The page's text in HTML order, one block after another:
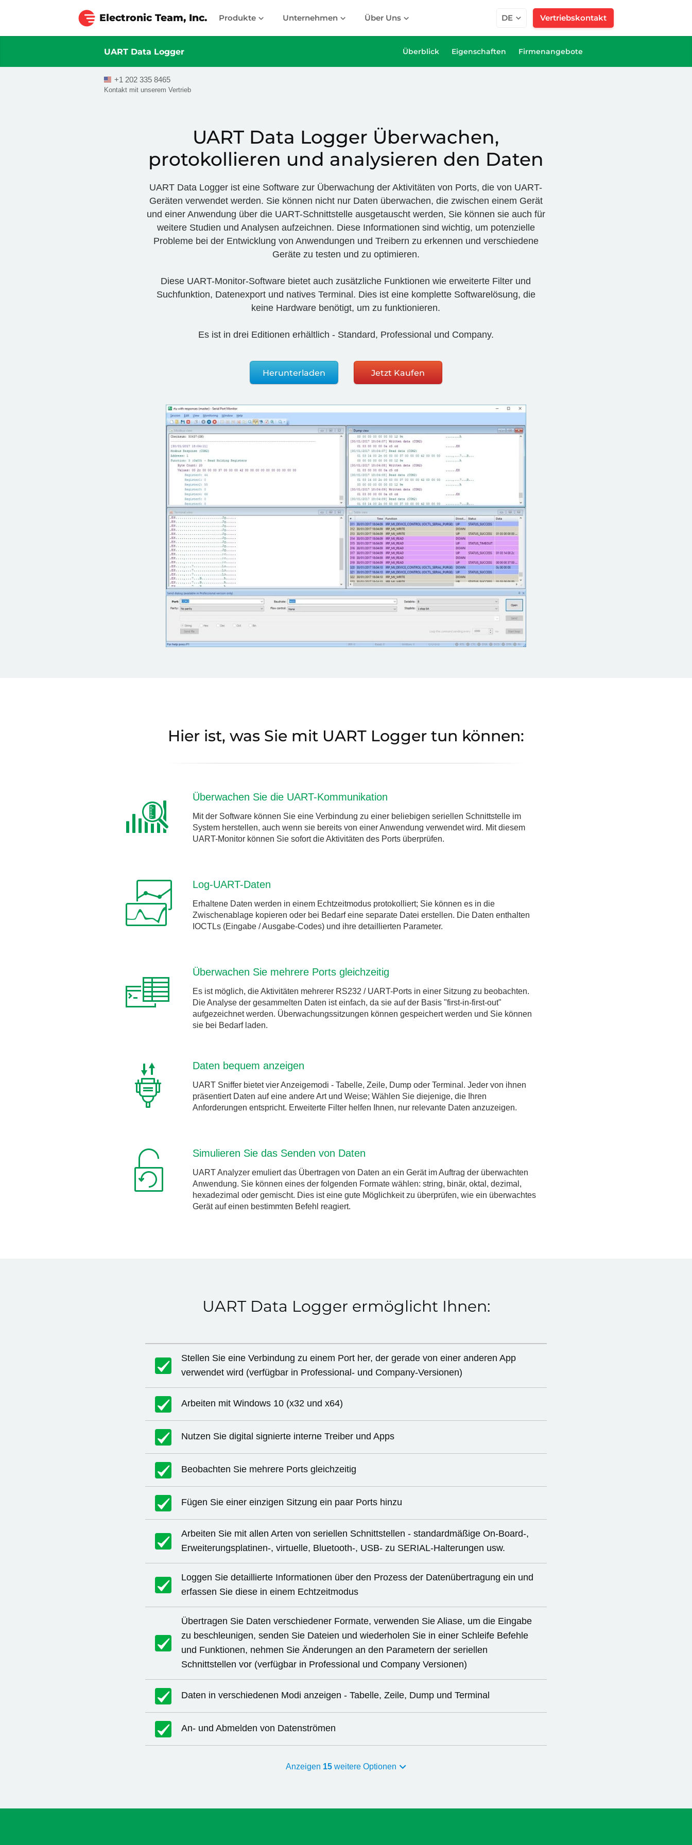
Electronic Team, Inc. DE Vertriebskontakt
Produkte Unternehmen Über Uns
UART Data Logger Überblick Eigenschaften Firmenangebote
+1 202 335 8465
Kontakt mit unserem Vertrieb
UART Data Logger Überwachen,
protokollieren und analysieren den Daten
UART Data Logger ist eine Software zur Überwachung der Aktivitäten von Ports, die von UART-
Geräten verwendet werden. Sie können nicht nur Daten überwachen, die zwischen einem Gerät
und einer Anwendung über die UART-Schnittstelle ausgetauscht werden, Sie können sie auch für
weitere Studien und Analysen aufzeichnen. Diese Informationen sind wichtig, um potenzielle
Probleme bei der Entwicklung von Anwendungen und Treibern zu erkennen und verschiedene
Geräte zu testen und zu optimieren.
Diese UART-Monitor-Software bietet auch zusätzliche Funktionen wie erweiterte Filter und
Suchfunktion, Datenexport und natives Terminal. Dies ist eine komplette Softwarelösung, die
keine Hardware benötigt, um zu funktionieren.
Es ist in drei Editionen erhältlich - Standard, Professional und Company.
Herunterladen Jetzt Kaufen
Hier ist, was Sie mit UART Logger tun können:
Überwachen Sie die UART-Kommunikation
Mit der Software können Sie eine Verbindung zu einer beliebigen seriellen Schnittstelle im
System herstellen, auch wenn sie bereits von einer Anwendung verwendet wird. Mit diesem
UART-Monitor können Sie sofort die Aktivitäten des Ports überprüfen.
Log-UART-Daten
Erhaltene Daten werden in einem Echtzeitmodus protokolliert; Sie können es in die
Zwischenablage kopieren oder bei Bedarf eine separate Datei erstellen. Die Daten enthalten
IOCTLs (Eingabe / Ausgabe-Codes) und ihre detaillierten Parameter.
Überwachen Sie mehrere Ports gleichzeitig
Es ist möglich, die Aktivitäten mehrerer RS232 / UART-Ports in einer Sitzung zu beobachten.
Die Analyse der gesammelten Daten ist einfach, da sie auf der Basis "first-in-first-out"
aufgezeichnet werden. Überwachungssitzungen können gespeichert werden und Sie können
sie bei Bedarf laden.
Daten bequem anzeigen
UART Sniffer bietet vier Anzeigemodi - Tabelle, Zeile, Dump oder Terminal. Jeder von ihnen
präsentiert Daten auf eine andere Art und Weise; Wählen Sie diejenige, die Ihren
Anforderungen entspricht. Erweiterte Filter helfen Ihnen, nur relevante Daten anzuzeigen.
Simulieren Sie das Senden von Daten
UART Analyzer emuliert das Übertragen von Daten an ein Gerät im Auftrag der überwachten
Anwendung. Sie können eines der folgenden Formate wählen: string, binär, oktal, dezimal,
hexadezimal oder gemischt. Dies ist eine gute Möglichkeit zu überprüfen, wie ein überwachtes
Gerät auf einen bestimmten Befehl reagiert.
UART Data Logger ermöglicht Ihnen:
Stellen Sie eine Verbindung zu einem Port her, der gerade von einer anderen App
verwendet wird (verfügbar in Professional- und Company-Versionen)
Arbeiten mit Windows 10 (x32 und x64)
Nutzen Sie digital signierte interne Treiber und Apps
Beobachten Sie mehrere Ports gleichzeitig
Fügen Sie einer einzigen Sitzung ein paar Ports hinzu
Arbeiten Sie mit allen Arten von seriellen Schnittstellen - standardmäßige On-Board-,
Erweiterungsplatinen-, virtuelle, Bluetooth-, USB- zu SERIAL-Halterungen usw.
Loggen Sie detaillierte Informationen über den Prozess der Datenübertragung ein und
erfassen Sie diese in einem Echtzeitmodus
Übertragen Sie Daten verschiedener Formate, verwenden Sie Aliase, um die Eingabe
zu beschleunigen, senden Sie Dateien und wiederholen Sie in einer Schleife Befehle
und Funktionen, nehmen Sie Änderungen an den Parametern der seriellen
Schnittstellen vor (verfügbar in Professional und Company Versionen)
Daten in verschiedenen Modi anzeigen - Tabelle, Zeile, Dump und Terminal
An- und Abmelden von Datenströmen
Anzeigen 15weitere Optionen